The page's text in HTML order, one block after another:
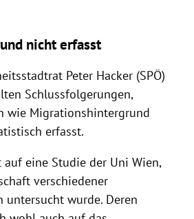
nicht erfasst
Peter Hacker (SPÖ)
Schlussfolgerungen,
wie Migrationshintergrund
erfasst.
auf eine Studie der Uni Wien,
verschiedener
untersucht wurde. Deren